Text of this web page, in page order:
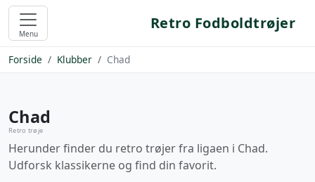
Menu
Retro Fodboldtrøjer
Forside Klubber Chad
Chad
Retro trøje
Herunder finder du retro trøjer fra ligaen i Chad.
Udforsk klassikerne og find din favorit.